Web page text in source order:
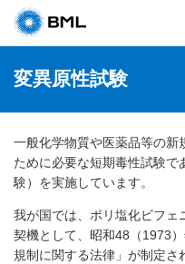
変異原性試験
一般化学物質や医薬品等の新
ために必要な短期毒性試験
験）を実施しています。
我が国では、ポリ塩化ビフェ
契機として、昭和48（1973
規制に関する法律」が制定さ